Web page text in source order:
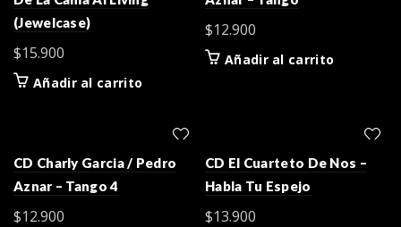
(Jewelcase)
$15.900
Añadir al carrito
$12.900
Añadir al carrito
CD Charly Garcia / Pedro
Aznar – Tango 4
$12.900
CD El Cuarteto De Nos –
Habla Tu Espejo
$13.900